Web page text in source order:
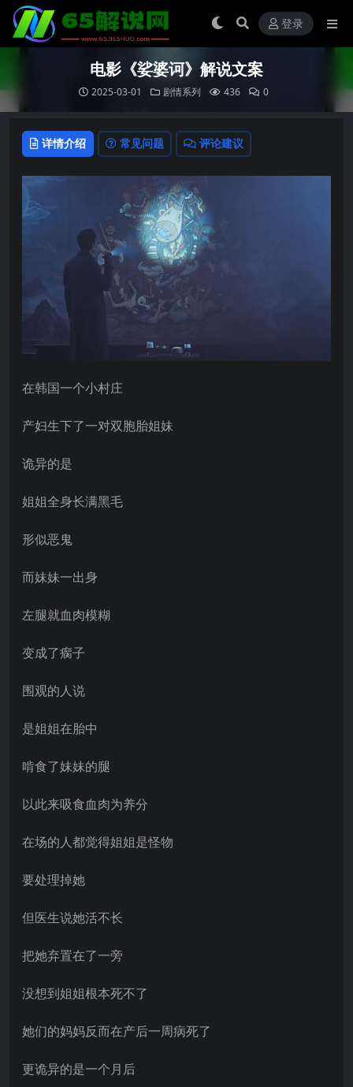
登录
电影《娑婆诃》解说文案
2025-03-01 剧情系列 436 0
详情介绍 常见问题 评论建议
在韩国一个小村庄
产妇生下了一对双胞胎姐妹
诡异的是
姐姐全身长满黑毛
形似恶鬼
而妹妹一出身
左腿就血肉模糊
变成了瘸子
围观的人说
是姐姐在胎中
啃食了妹妹的腿
以此来吸食血肉为养分
在场的人都觉得姐姐是怪物
要处理掉她
但医生说她活不长
把她弃置在了一旁
没想到姐姐根本死不了
她们的妈妈反而在产后一周病死了
更诡异的是一个月后